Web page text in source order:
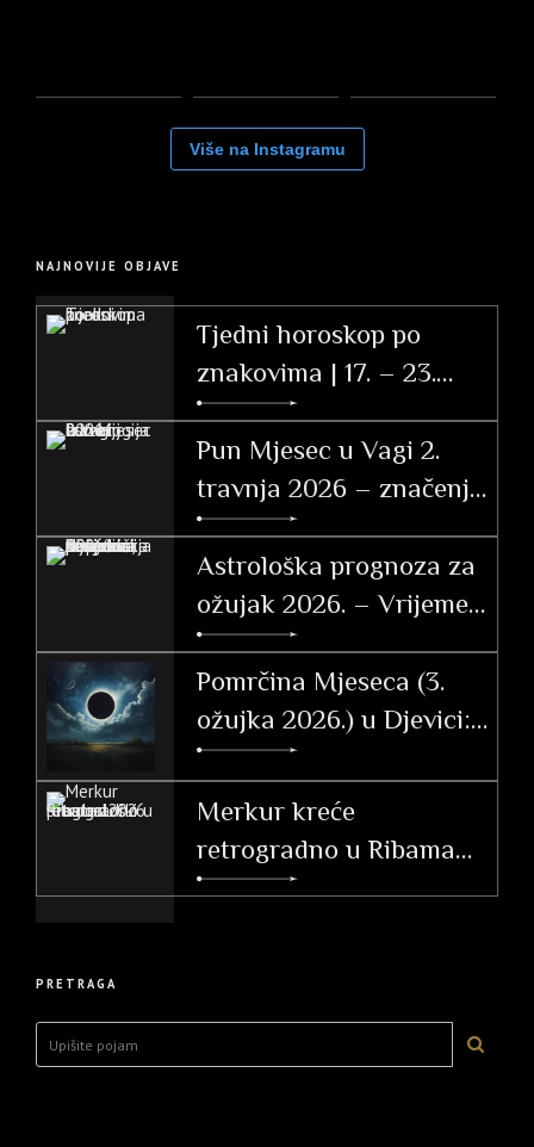
Više na Instagramu
NAJNOVIJE OBJAVE
Tjedni horoskop po
znakovima | 17. – 23.
svibnja 2026.
Pun Mjesec u Vagi 2.
travnja 2026 – značenje
po znakovima
Astrološka prognoza za
ožujak 2026. – Vrijeme
tranzicije, akcije i velikih
otkrića
Pomrčina Mjeseca (3.
ožujka 2026.) u Djevici:
Vodič i utjecaj po
ascendentu
Merkur kreće
retrogradno u Ribama
(26. 2. – 20. 3. 2026.)
PRETRAGA